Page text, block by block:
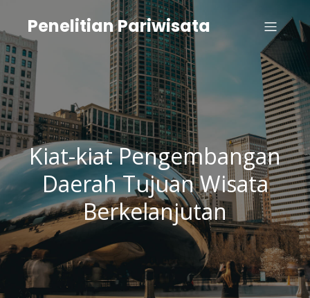
Penelitian Pariwisata
Kiat-kiat Pengembangan
Daerah Tujuan Wisata
Berkelanjutan